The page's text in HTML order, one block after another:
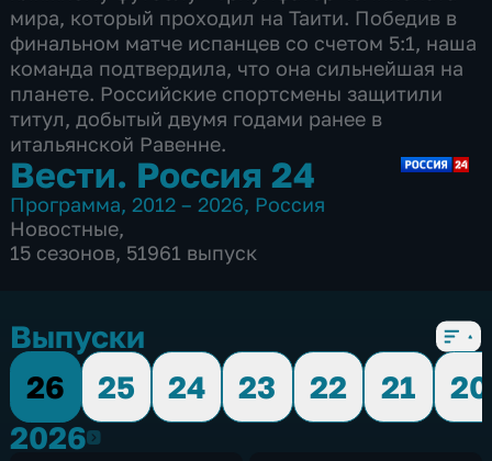
мира, который проходил на Таити. Победив в
финальном матче испанцев со счетом 5:1, наша
команда подтвердила, что она сильнейшая на
планете. Российские спортсмены защитили
титул, добытый двумя годами ранее в
итальянской Равенне.
Вести. Россия 24
Программа, 2012 – 2026, Россия
Новостные,
15 сезонов, 51961 выпуск
Выпуски
26
25 24 23 22 21
20
20262026